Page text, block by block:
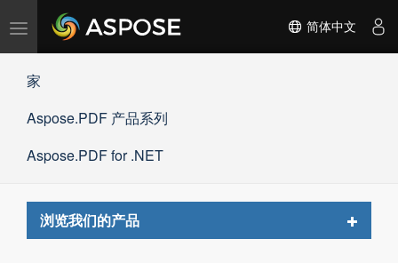
切
航
简体中文
家
Aspose.PDF 产品系列
Aspose.PDF for .NET
浏览我们的产品
Toggle